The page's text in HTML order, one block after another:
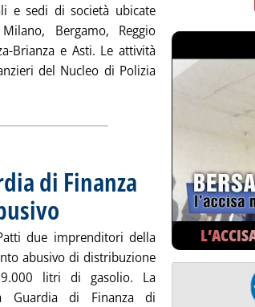
e sedi di società ubicate
Bergamo, Reggio
Brianza e Asti. Le attività
del Nucleo di Polizia
certificati bianchi, Fiamme Gialle di
di Finanza
. Pubblicata mercoledì 28 febbraio 2018 alle 11.5.
due imprenditori della
abusivo di distribuzione
litri di gasolio. La
Guardia di Finanza di